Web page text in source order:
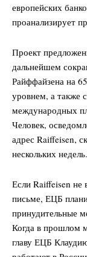
европейских
проанализирует
Проект
дальнейшем
Райффайзена на
уровнем, а также
международных
Человек,
адрес Raiffeisen,
нескольких недель.
Если Raiffeisen не
письме, ЕЦБ
принудительные
Когда в прошлом
главу ЕЦБ